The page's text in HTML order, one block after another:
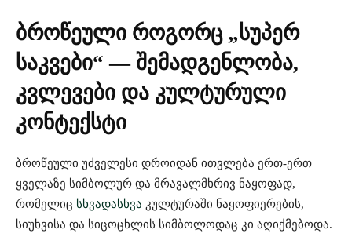
ბროწეული როგორც „სუპერ
საკვები“ — შემადგენლობა,
კვლევები და კულტურული
კონტექსტი
ბროწეული უძველესი დროიდან ითვლება ერთ-ერთ
ყველაზე სიმბოლურ და მრავალმხრივ ნაყოფად,
რომელიც სხვადასხვა კულტურაში ნაყოფიერების,
სიუხვისა და სიცოცხლის სიმბოლოდაც კი აღიქმებოდა.